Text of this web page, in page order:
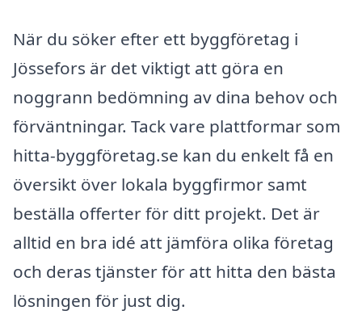
När du söker efter ett byggföretag i
Jössefors är det viktigt att göra en
noggrann bedömning av dina behov och
förväntningar. Tack vare plattformar som
hitta-byggföretag.se kan du enkelt få en
översikt över lokala byggfirmor samt
beställa offerter för ditt projekt. Det är
alltid en bra idé att jämföra olika företag
och deras tjänster för att hitta den bästa
lösningen för just dig.